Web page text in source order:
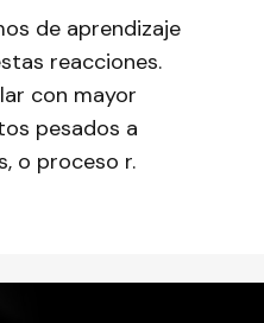
de aprendizaje
reacciones.
con mayor
pesados a
o proceso r.